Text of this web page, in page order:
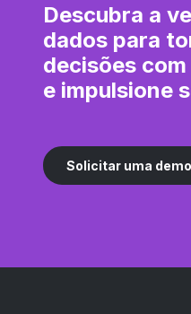
Descubra a
dados para
decisões
e impulsione
Solicitar uma